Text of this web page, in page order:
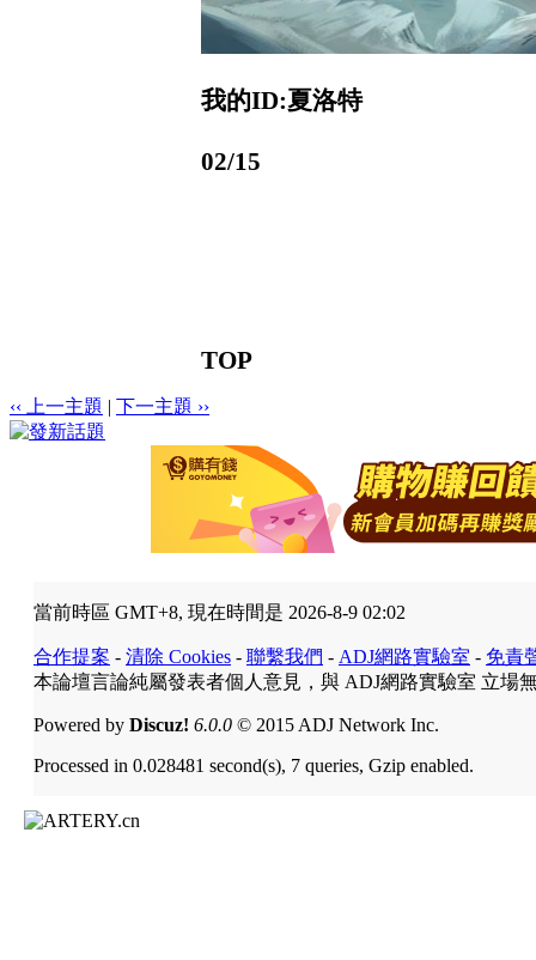
我的ID:夏洛特
02/15
TOP
‹‹ 上一主題 | 下一主題 ››
當前時區 GMT+8, 現在時間是 2026-8-9 02:02
合作提案 - 清除 Cookies - 聯繫我們 - ADJ網路實驗室 - 免責
本論壇言論純屬發表者個人意見，與 ADJ網路實驗室 立場
Powered by Discuz! 6.0.0 © 2015 ADJ Network Inc.
Processed in 0.028481 second(s), 7 queries, Gzip enabled.